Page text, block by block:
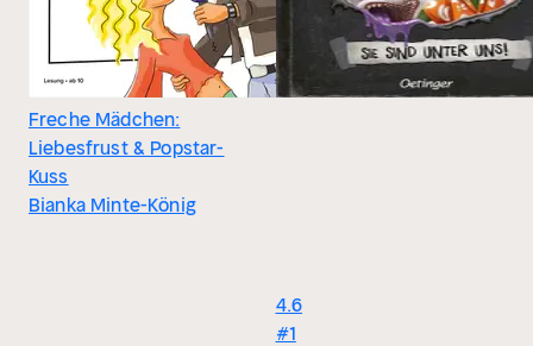
Freche Mädchen:
Liebesfrust & Popstar-
Kuss
Bianka Minte-König
4.6
#1